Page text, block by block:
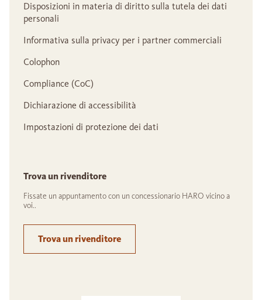
Disposizioni in materia di diritto sulla tutela dei dati
personali
Informativa sulla privacy per i partner commerciali
Colophon
Compliance (CoC)
Dichiarazione di accessibilità
Impostazioni di protezione dei dati
Trova un rivenditore
Fissate un appuntamento con un concessionario HARO vicino a
voi..
Trova un rivenditore